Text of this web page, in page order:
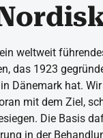
weltweit
das 1923
Dänemark hat.
mit dem Ziel,
Die Basis
in der